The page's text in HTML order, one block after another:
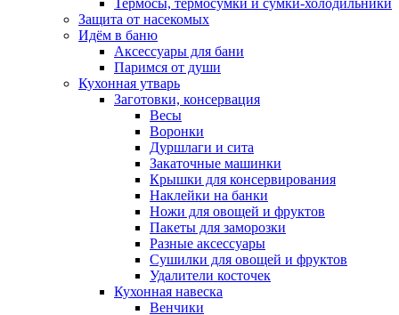
Термосы, термосумки и сумки-холодильники
Защита от насекомых
Идём в баню
Аксессуары для бани
Паримся от души
Кухонная утварь
Заготовки, консервация
Весы
Воронки
Дуршлаги и сита
Закаточные машинки
Крышки для консервирования
Наклейки на банки
Ножи для овощей и фруктов
Пакеты для заморозки
Разные аксессуары
Сушилки для овощей и фруктов
Удалители косточек
Кухонная навеска
Венчики